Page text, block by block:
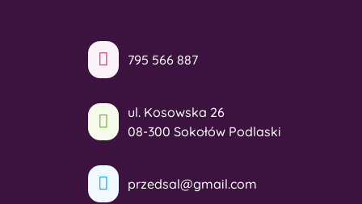
795 566 887
ul. Kosowska 26
08-300 Sokołów Podlaski
przedsal@gmail.com